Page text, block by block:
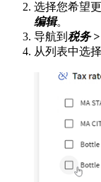
选择您希望
编辑。
导航到 税务
从列表中选